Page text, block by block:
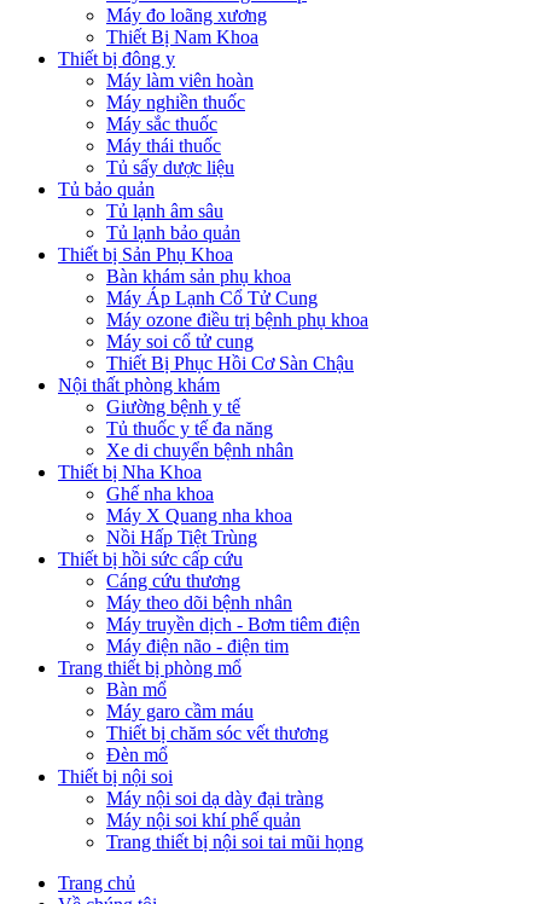
Máy đo loãng xương
Thiết Bị Nam Khoa
Thiết bị đông y
Máy làm viên hoàn
Máy nghiền thuốc
Máy sắc thuốc
Máy thái thuốc
Tủ sấy dược liệu
Tủ bảo quản
Tủ lạnh âm sâu
Tủ lạnh bảo quản
Thiết bị Sản Phụ Khoa
Bàn khám sản phụ khoa
Máy Áp Lạnh Cổ Tử Cung
Máy ozone điều trị bệnh phụ khoa
Máy soi cổ tử cung
Thiết Bị Phục Hồi Cơ Sàn Chậu
Nội thất phòng khám
Giường bệnh y tế
Tủ thuốc y tế đa năng
Xe di chuyển bệnh nhân
Thiết bị Nha Khoa
Ghế nha khoa
Máy X Quang nha khoa
Nồi Hấp Tiệt Trùng
Thiết bị hồi sức cấp cứu
Cáng cứu thương
Máy theo dõi bệnh nhân
Máy truyền dịch - Bơm tiêm điện
Máy điện não - điện tim
Trang thiết bị phòng mổ
Bàn mổ
Máy garo cầm máu
Thiết bị chăm sóc vết thương
Đèn mổ
Thiết bị nội soi
Máy nội soi dạ dày đại tràng
Máy nội soi khí phế quản
Trang thiết bị nội soi tai mũi họng
Trang chủ